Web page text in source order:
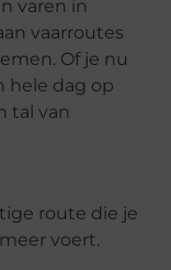
varen in
vaarroutes
Of je nu
hele dag op
tal van
route die je
voert.